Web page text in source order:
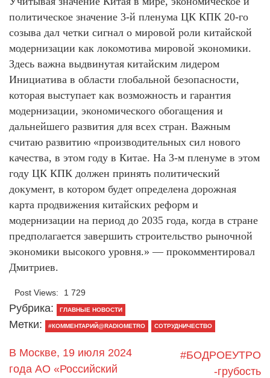
политическое значение 3-й пленума ЦК КПК 20-го
созыва дал четки сигнал о мировой роли китайской
модернизации как локомотива мировой экономики.
Здесь важна выдвинутая китайским лидером
Инициатива в области глобальной безопасности,
которая выступает как возможность и гарантия
модернизации, экономического обогащения и
дальнейшего развития для всех стран. Важным
считаю развитию «производительных сил нового
качества, в этом году в Китае. На 3-м пленуме в этом
году ЦК КПК должен принять политический
документ, в котором будет определена дорожная
карта продвижения китайских реформ и
модернизации на период до 2035 года, когда в стране
предполагается завершить строительство рыночной
экономики высокого уровня.» — прокомментировал
Дмитриев.
Post Views: 1 729
Рубрика: ГЛАВНЫЕ НОВОСТИ
Метки: #КОММЕНТАРИЙ@RADIOMETRO СОТРУДНИЧЕСТВО
В Москве, 19 июля 2024
года АО «Российский
#БОДРОЕУТРО
-грубость